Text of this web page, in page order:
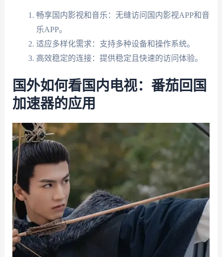
畅享国内影视和音乐：无缝访问国内影视APP和音
乐APP。
适应多样化需求：支持多种设备和操作系统。
高效稳定的连接：提供稳定且快速的访问体验。
国外如何看国内电视：番茄回国
加速器的应用